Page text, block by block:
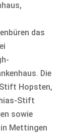
das
Die
Hopsten,
Stift
sowie
Mettingen